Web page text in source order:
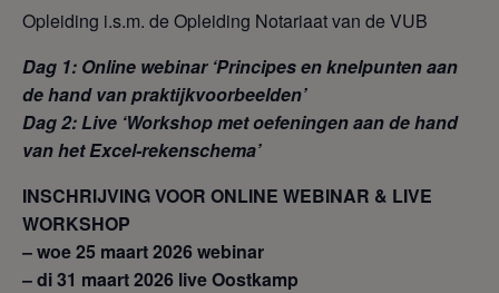
Opleiding i.s.m. de Opleiding Notariaat van de VUB
Dag 1: Online webinar ‘Principes en knelpunten aan
de hand van praktijkvoorbeelden’
Dag 2: Live ‘Workshop met oefeningen aan de hand
van het Excel-rekenschema’
INSCHRIJVING VOOR ONLINE WEBINAR & LIVE
WORKSHOP
– woe 25 maart 2026 webinar
– di 31 maart 2026 live Oostkamp